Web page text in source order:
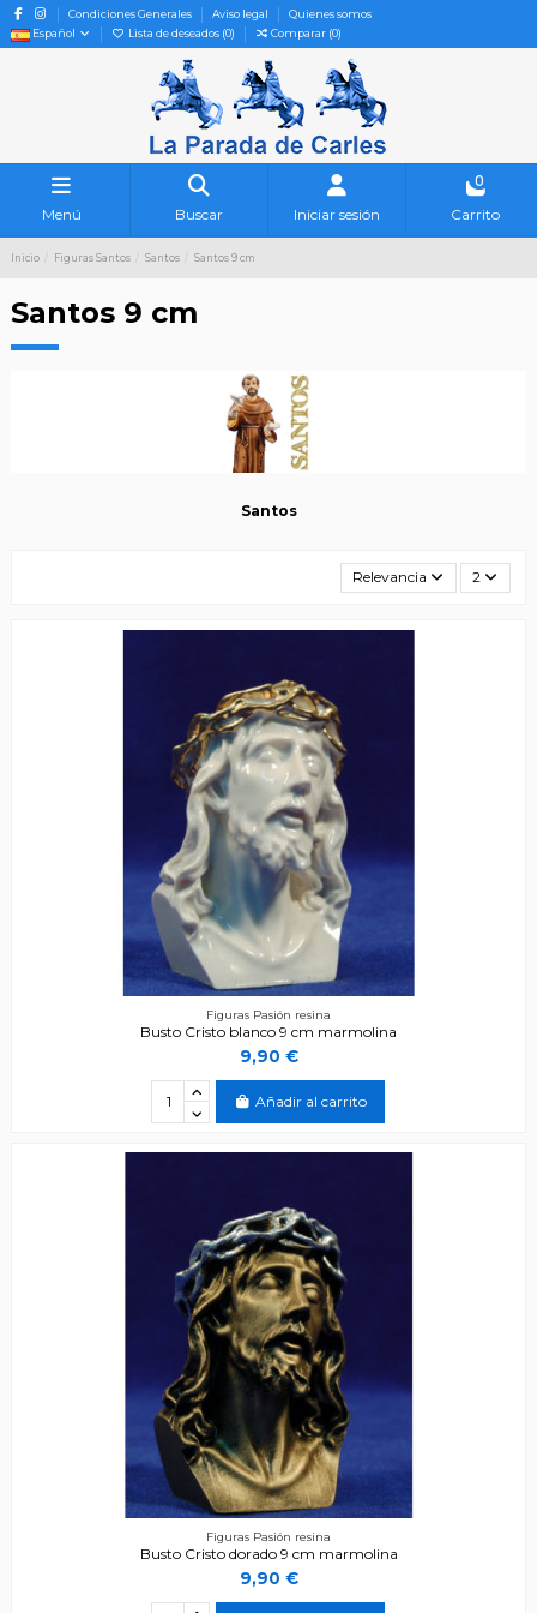
Condiciones Generales Aviso legal
Quienes somos
Español
Lista de deseados (0) Comparar (0)
Menú Buscar Iniciar sesión
0
Carrito
Inicio Figuras Santos Santos Santos 9 cm
Santos 9 cm
Santos
Relevancia 2
Figuras Pasión resina
Busto Cristo blanco 9 cm marmolina
9,90 €
Añadir al carrito
Figuras Pasión resina
Busto Cristo dorado 9 cm marmolina
9,90 €